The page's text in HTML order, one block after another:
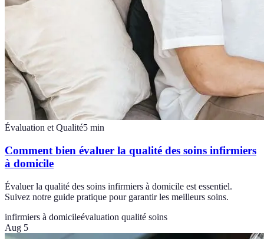
Évaluation et Qualité5 min
Comment bien évaluer la qualité des soins infirmiers
à domicile
Évaluer la qualité des soins infirmiers à domicile est essentiel.
Suivez notre guide pratique pour garantir les meilleurs soins.
infirmiers à domicileévaluation qualité soins
Aug 5